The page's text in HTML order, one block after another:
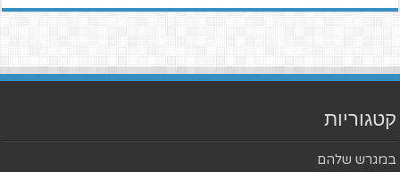
קטגוריות
במגרש שלהם